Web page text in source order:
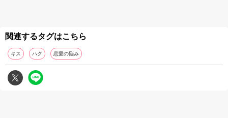
関連するタグはこちら
キス ハグ 恋愛の悩み